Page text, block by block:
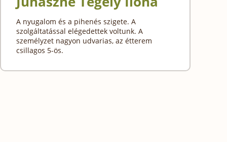
A nyugalom és a pihenés szigete. A
szolgáltatással elégedettek voltunk. A
személyzet nagyon udvarias, az étterem
csillagos 5-ös.